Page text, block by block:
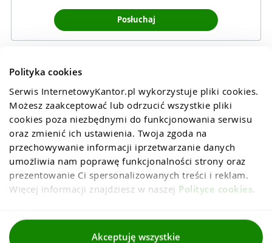
Polityka cookies
Serwis InternetowyKantor.pl wykorzystuje pliki cookies.
Możesz zaakceptować lub odrzucić wszystkie pliki
cookies poza niezbędnymi do funkcjonowania serwisu
oraz zmienić ich ustawienia. Twoja zgoda na
przechowywanie informacji iprzetwarzanie danych
umożliwia nam poprawę funkcjonalności strony oraz
prezentowanie Ci spersonalizowanych treści i reklam.
Więcej informacji znajdziesz w naszej Polityce cookies.
Akceptuję wszystkie
Posłuchaj
Regulaminy